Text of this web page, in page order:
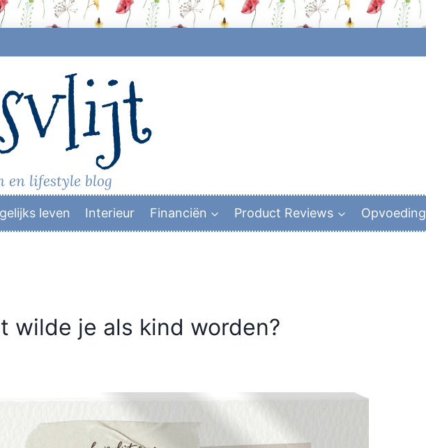
en lifestyle blog
leven Interieur Financiën Product Reviews Opvoeding
wilde je als kind worden?